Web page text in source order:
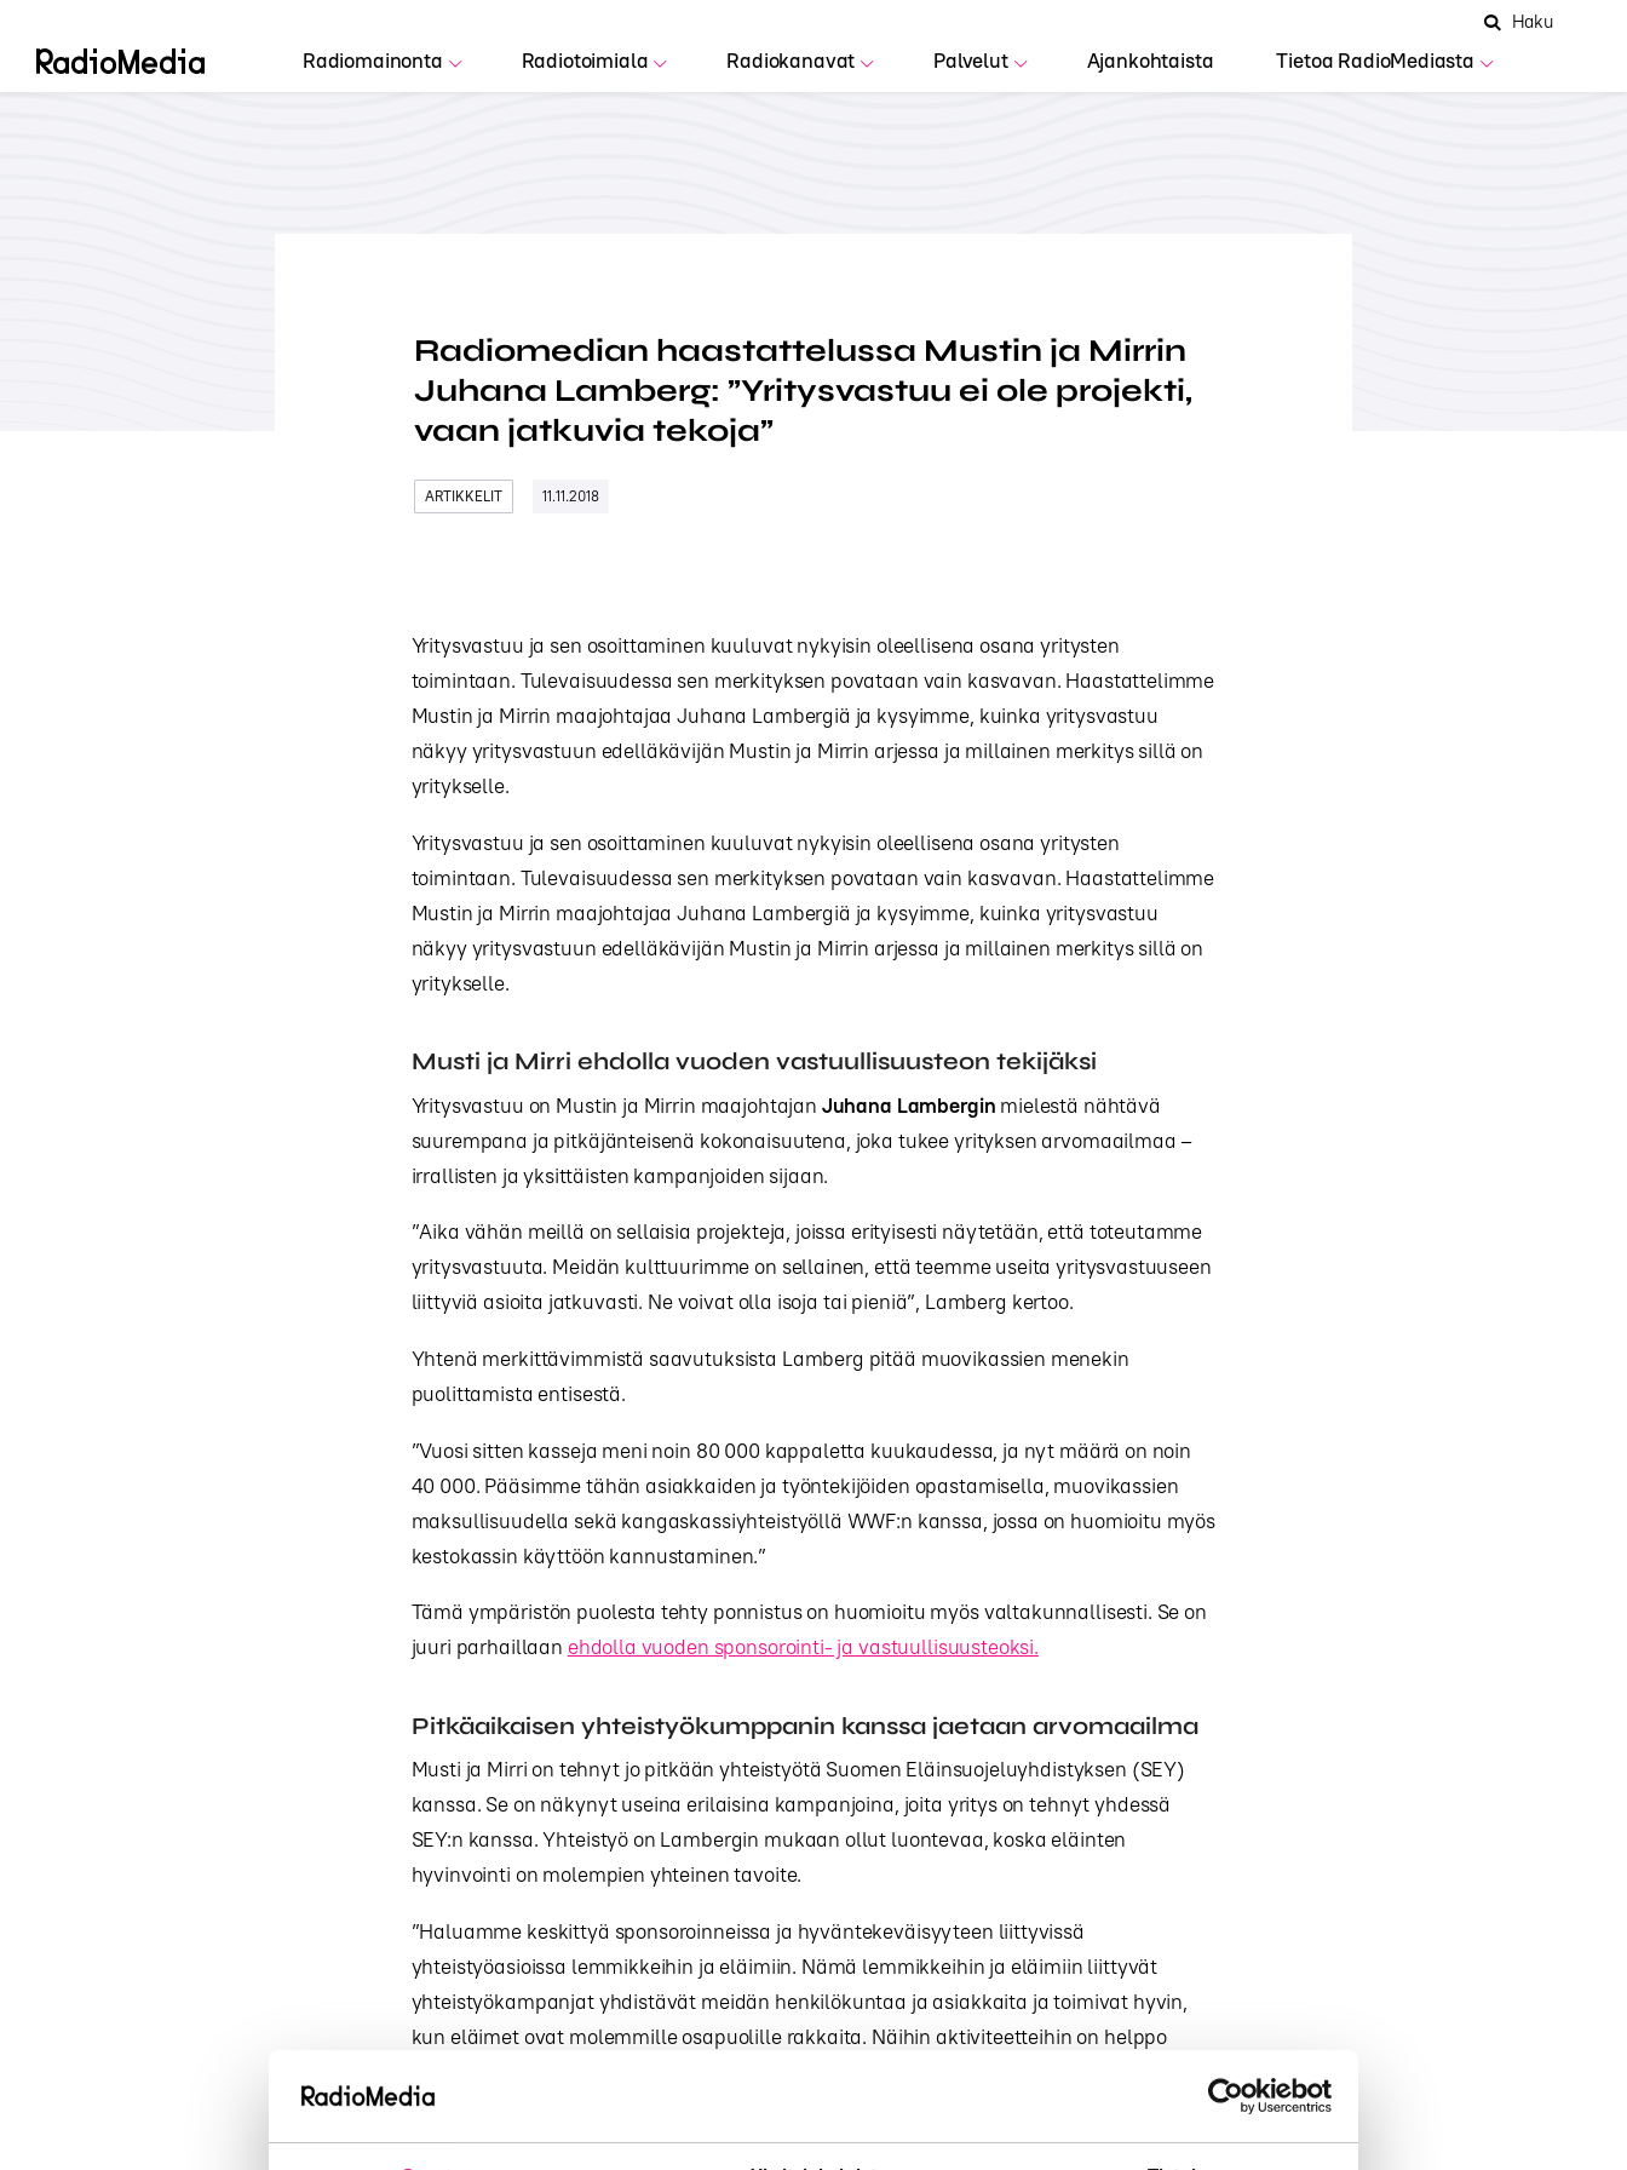
Radiomainonta Radiotoimiala Radiokanavat Palvelut Ajankohtaista Tietoa RadioMediasta
AvaaHaku
Hae
Radiomedian haastattelussa Mustin ja Mirrin
Juhana Lamberg: ”Yritysvastuu ei ole projekti,
vaan jatkuvia tekoja”
ARTIKKELIT 11.11.2018
Yritysvastuu ja sen osoittaminen kuuluvat nykyisin oleellisena osana yritysten
toimintaan. Tulevaisuudessa sen merkityksen povataan vain kasvavan. Haastattelimme
Mustin ja Mirrin maajohtajaa Juhana Lambergiä ja kysyimme, kuinka yritysvastuu
näkyy yritysvastuun edelläkävijän Mustin ja Mirrin arjessa ja millainen merkitys sillä on
yritykselle.
Yritysvastuu ja sen osoittaminen kuuluvat nykyisin oleellisena osana yritysten
toimintaan. Tulevaisuudessa sen merkityksen povataan vain kasvavan. Haastattelimme
Mustin ja Mirrin maajohtajaa Juhana Lambergiä ja kysyimme, kuinka yritysvastuu
näkyy yritysvastuun edelläkävijän Mustin ja Mirrin arjessa ja millainen merkitys sillä on
yritykselle.
Musti ja Mirri ehdolla vuoden vastuullisuusteon tekijäksi
Yritysvastuu on Mustin ja Mirrin maajohtajan Juhana Lambergin mielestä nähtävä
suurempana ja pitkäjänteisenä kokonaisuutena, joka tukee yrityksen arvomaailmaa –
irrallisten ja yksittäisten kampanjoiden sijaan.
”Aika vähän meillä on sellaisia projekteja, joissa erityisesti näytetään, että toteutamme
yritysvastuuta. Meidän kulttuurimme on sellainen, että teemme useita yritysvastuuseen
liittyviä asioita jatkuvasti. Ne voivat olla isoja tai pieniä”, Lamberg kertoo.
Yhtenä merkittävimmistä saavutuksista Lamberg pitää muovikassien menekin
puolittamista entisestä.
”Vuosi sitten kasseja meni noin 80 000 kappaletta kuukaudessa, ja nyt määrä on noin
40 000. Pääsimme tähän asiakkaiden ja työntekijöiden opastamisella, muovikassien
maksullisuudella sekä kangaskassiyhteistyöllä WWF:n kanssa, jossa on huomioitu myös
kestokassin käyttöön kannustaminen.”
Tämä ympäristön puolesta tehty ponnistus on huomioitu myös valtakunnallisesti. Se on
juuri parhaillaan ehdolla vuoden sponsorointi- ja vastuullisuusteoksi.
Pitkäaikaisen yhteistyökumppanin kanssa jaetaan arvomaailma
Musti ja Mirri on tehnyt jo pitkään yhteistyötä Suomen Eläinsuojeluyhdistyksen (SEY)
kanssa. Se on näkynyt useina erilaisina kampanjoina, joita yritys on tehnyt yhdessä
SEY:n kanssa. Yhteistyö on Lambergin mukaan ollut luontevaa, koska eläinten
hyvinvointi on molempien yhteinen tavoite.
”Haluamme keskittyä sponsoroinneissa ja hyväntekeväisyyteen liittyvissä
yhteistyöasioissa lemmikkeihin ja eläimiin. Nämä lemmikkeihin ja eläimiin liittyvät
yhteistyökampanjat yhdistävät meidän henkilökuntaa ja asiakkaita ja toimivat hyvin,
kun eläimet ovat molemmille osapuolille rakkaita. Näihin aktiviteetteihin on helppo
Teot talon sisällä ja ulkopuolella kertovat yrityksen arvoista